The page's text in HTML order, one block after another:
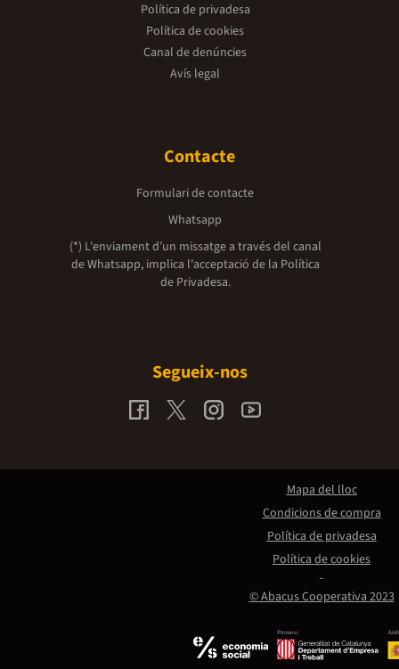
Política de privadesa
Política de cookies
Canal de denúncies
Avís legal
Contacte
Formulari de contacte
Whatsapp
(*) L'enviament d’un missatge a través del canal
de Whatsapp, implica l'acceptació de la Política
de Privadesa.
Segueix-nos
Promou:
© Abacus Cooperativa 2023
Mapa del lloc
Condicions de compra
Política de privadesa
Política de cookies